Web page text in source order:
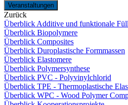
Veranstaltungen
Zurück
Überblick Additive und funktionale
Überblick Biopolymere
Überblick Composites
Überblick Duroplastische Formmassen
Überblick Elastomere
Überblick Polymersynthese
Überblick PVC - Polyvinylchlorid
Überblick TPE - Thermoplastische
Überblick WPC - Wood Polymer